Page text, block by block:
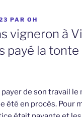
PAR OH
vigneron à
payé la tonte
de son travail le
été en procès. Pour